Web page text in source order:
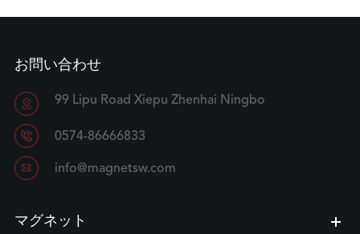
お問い合わせ
 99 Lipu Road Xiepu Zhenhai Ningbo
 0574-86666833
 info@magnetsw.com
マグネット